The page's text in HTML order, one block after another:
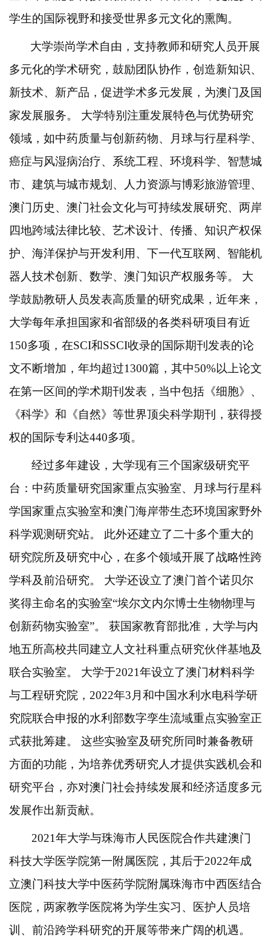
学生的国际视野和接受世界多元文化的熏陶。
大学崇尚学术自由，支持教师和研究人员开展
多元化的学术研究，鼓励团队协作，创造新知识、
新技术、新产品，促进学术多元发展，为澳门及国
家发展服务。
大学特别注重发展特色与优势研究
领域，如中药质量与创新药物、月球与行星科学、
癌症与风湿病治疗、系统工程、环境科学、智慧城
市、建筑与城市规划、人力资源与博彩旅游管理、
澳门历史、澳门社会文化与可持续发展研究、两岸
四地跨域法律比较、艺术设计、传播、知识产权保
护、海洋保护与开发利用、下一代互联网、智能机
器人技术创新、数学、澳门知识产权服务等。
大
学鼓励教研人员发表高质量的研究成果，近年来，
大学每年承担国家和省部级的各类科研项目有近
150多项，在SCI和SSCI收录的国际期刊发表的论
文不断增加，年均超过1300篇，其中50%以上论文
在第一区间的学术期刊发表，当中包括《细胞》、
《科学》和《自然》等世界顶尖科学期刊，获得授
权的国际专利达440多项。
经过多年建设，大学现有三个国家级研究平
台：中药质量研究国家重点实验室、月球与行星科
学国家重点实验室和澳门海岸带生态环境国家野外
科学观测研究站。
此外还建立了二十多个重大的
研究院所及研究中心，在多个领域开展了战略性跨
学科及前沿研究。
大学还设立了澳门首个诺贝尔
奖得主命名的实验室“埃尔文内尔博士生物物理与
创新药物实验室”。 获国家教育部批准，大学与内
地五所高校共同建立人文社科重点研究伙伴基地及
联合实验室。 大学于2021年设立了澳门材料科学
与工程研究院，2022年3月和中国水利水电科学研
究院联合申报的水利部数字孪生流域重点实验室正
式获批筹建。 这些实验室及研究所同时兼备教研
方面的功能，为培养优秀研究人才提供实践机会和
研究平台，亦对澳门社会持续发展和经济适度多元
发展作出新贡献。
2021年大学与珠海市人民医院合作共建澳门
科技大学医学院第一附属医院，其后于2022年成
立澳门科技大学中医药学院附属珠海市中西医结合
医院，两家教学医院将为学生实习、医护人员培
训、前沿跨学科研究的开展等带来广阔的机遇。